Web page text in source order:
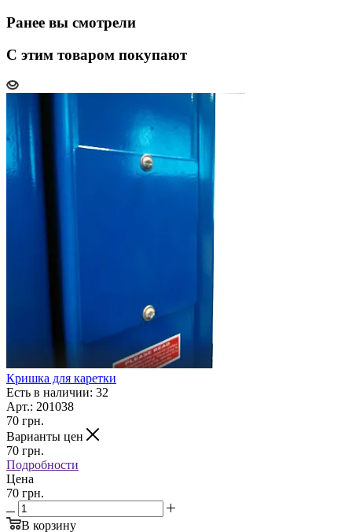
Ранее вы смотрели
С этим товаром покупают
Кришка для каретки
Есть в наличии: 32
Арт.: 201038
70 грн.
Варианты цен
70 грн.
Подробности
Цена
70 грн.
В корзину